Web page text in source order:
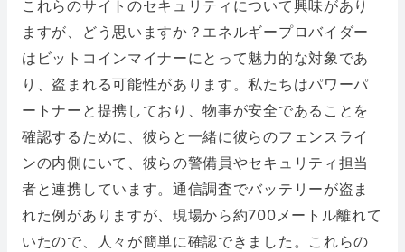
これらのサイトのセキュリティについて興味があり
ますが、どう思いますか？エネルギープロバイダー
はビットコインマイナーにとって魅力的な対象であ
り、盗まれる可能性があります。私たちはパワーパ
ートナーと提携しており、物事が安全であることを
確認するために、彼らと一緒に彼らのフェンスライ
ンの内側にいて、彼らの警備員やセキュリティ担当
者と連携しています。通信調査でバッテリーが盗ま
れた例がありますが、現場から約700メートル離れて
いたので、人々が簡単に確認できました。これらの